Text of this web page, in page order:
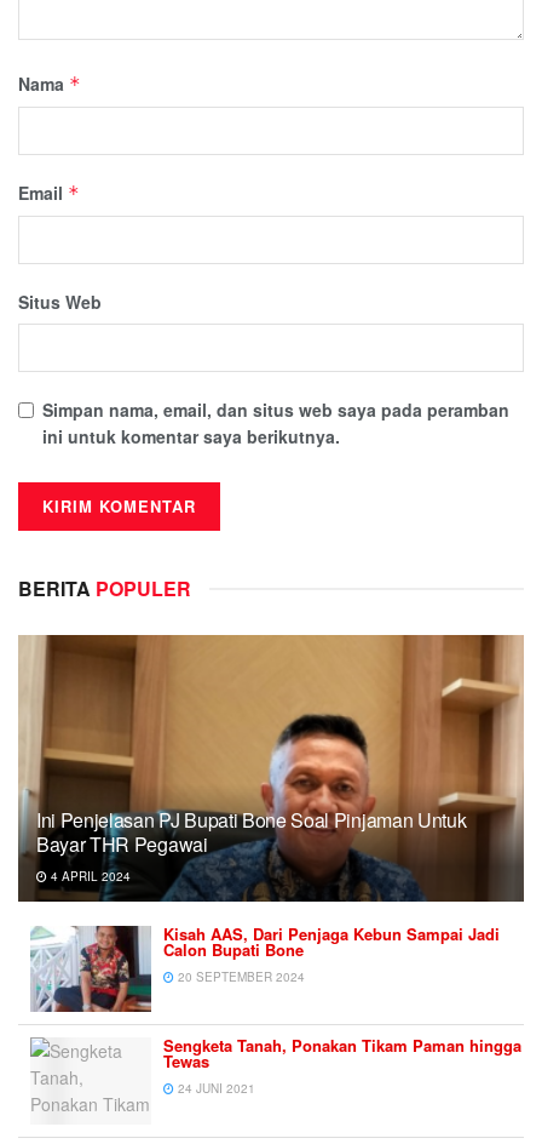
Nama *
Email *
Situs Web
Simpan nama, email, dan situs web saya pada peramban
ini untuk komentar saya berikutnya.
BERITA POPULER
Ini Penjelasan PJ Bupati Bone Soal Pinjaman Untuk
Bayar THR Pegawai
4 APRIL 2024
Kisah AAS, Dari Penjaga Kebun Sampai Jadi
Calon Bupati Bone
20 SEPTEMBER 2024
Sengketa Tanah, Ponakan Tikam Paman hingga
Tewas
24 JUNI 2021